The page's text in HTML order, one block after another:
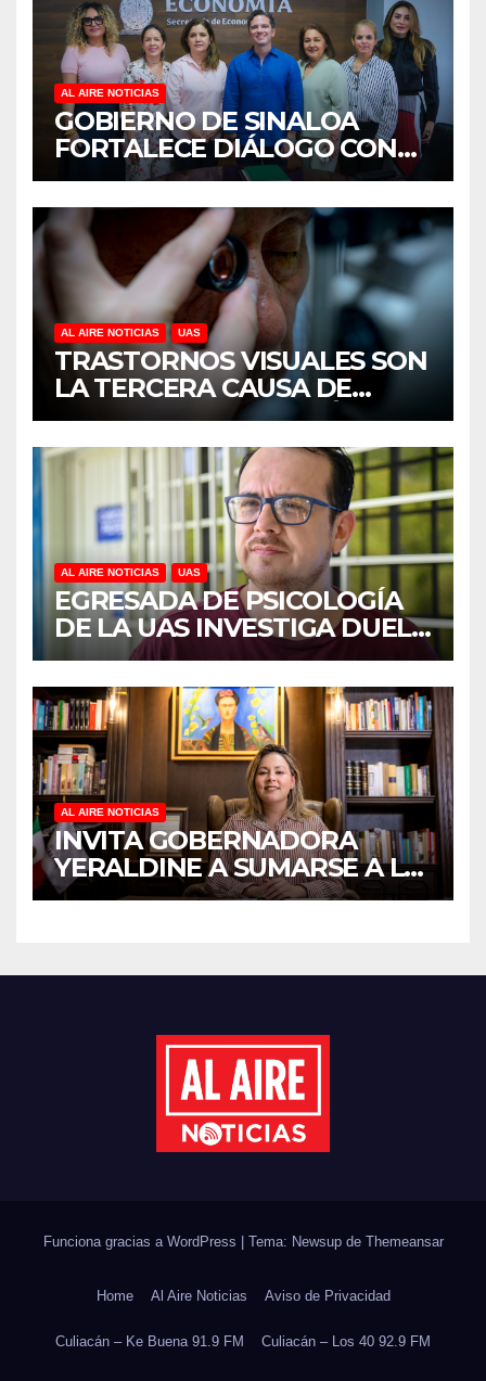
AL AIRE NOTICIAS
GOBIERNO DE SINALOA
FORTALECE DIÁLOGO CON
MUJERES EMPRESARIAS DE
CULIACÁN
AL AIRE NOTICIAS UAS
TRASTORNOS VISUALES SON
LA TERCERA CAUSA DE
DISCAPACIDAD EN MÉXICO,
REVELA ESTUDIO DEL
CIDOCS DE LA UAS
AL AIRE NOTICIAS UAS
EGRESADA DE PSICOLOGÍA
DE LA UAS INVESTIGA DUELO
ANTICIPADO Y SOBRECARGA
EN CUIDADORES DE
ADULTOS MAYORES
AL AIRE NOTICIAS
INVITA GOBERNADORA
YERALDINE A SUMARSE A LA
JORNADA NACIONAL DE
DE ÁRBOLES
Funciona gracias a WordPress Tema: Newsup de Themeansar
Home Al Aire Noticias Aviso de Privacidad
Culiacán – Ke Buena 91.9 FM Culiacán – Los 40 92.9 FM